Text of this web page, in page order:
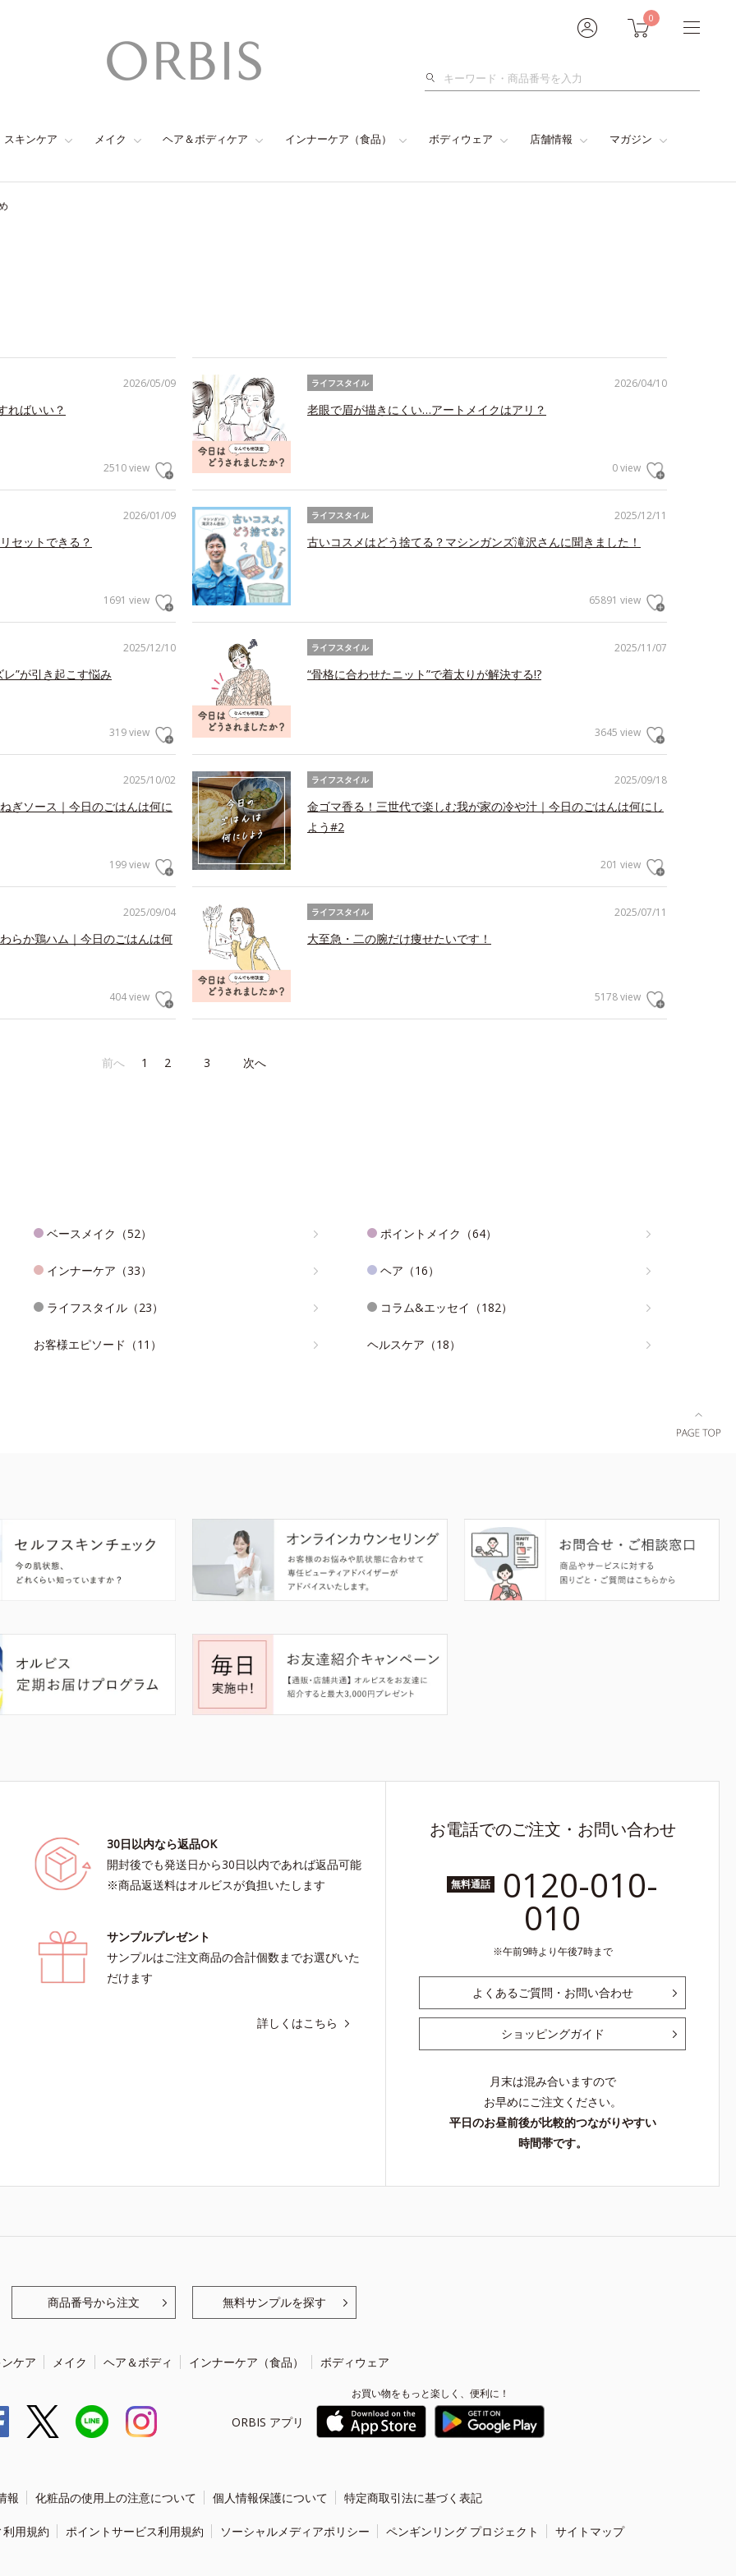
0
検
スキンケア メイク ヘア＆ボディケア インナーケア（食品） ボディウェア 店舗情報 マガジン
2026/05/09
ればいい？
2510 view
2026/04/10
ライフスタイル
老眼で眉が描きにくい…アートメイクはアリ？
0 view
2026/01/09
セットできる？
1691 view
2025/12/11
ライフスタイル
古いコスメはどう捨てる？マシンガンズ滝沢さんに聞きました！
65891 view
2025/12/10
”が引き起こす悩み
319 view
2025/11/07
ライフスタイル
“骨格に合わせたニット”で着太りが解決する!?
3645 view
2025/10/02
ぎソース｜今日のごはんは何に
199 view
2025/09/18
ライフスタイル
金ゴマ香る！三世代で楽しむ我が家の冷や汁｜今日のごはんは何にし
よう#2
201 view
2025/09/04
らか鶏ハム｜今日のごはんは何
404 view
2025/07/11
ライフスタイル
大至急・二の腕だけ痩せたいです！
5178 view
前へ 1 2 3 次へ
ベースメイク（52） ポイントメイク（64）
インナーケア（33） ヘア（16）
ライフスタイル（23） コラム&エッセイ（182）
お客様エピソード（11） ヘルスケア（18）
30日以内なら返品OK
開封後でも発送日から30日以内であれば返品可能
※商品返送料はオルビスが負担いたします
サンプルプレゼント
サンプルはご注文商品の合計個数までお選びいた
だけます
詳しくはこちら
お電話でのご注文・お問い合わせ
無料通話 0120-010-
010
午前9時より午後7時まで
よくあるご質問・お問い合わせ
ショッピングガイド
月末は混み合いますので
お早めにご注文ください。
平日のお昼前後が比較的つながりやすい
時間帯です。
商品番号から注文 無料サンプルを探す
ケア メイク ヘア＆ボディ インナーケア（食品） ボディウェア
ORBIS アプリ
お買い物をもっと楽しく、便利に！
報 化粧品の使用上の注意について 個人情報保護について 特定商取引法に基づく表記
用規約 ポイントサービス利用規約 ソーシャルメディアポリシー ペンギンリング プロジェクト サイトマップ